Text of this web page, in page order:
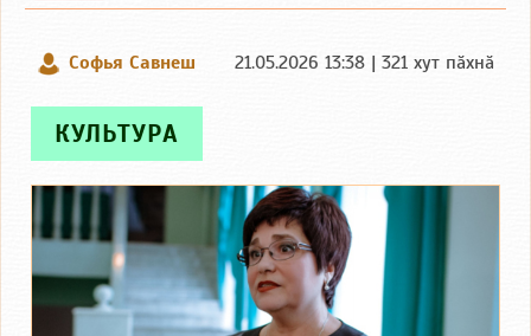
Софья Савнеш 21.05.2026 13:38 | 321 хут пӑхнӑ
КУЛЬТУРА